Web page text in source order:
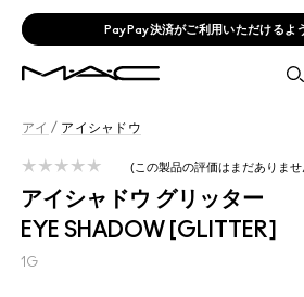
PayPay決済がご利用いただけるよ
アイ / アイシャドウ
アイシャドウ グリッター
EYE SHADOW [GLITTER]
1G
この製品の評価はまだありませ